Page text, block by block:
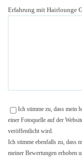
Erfahrung mit Hairlounge
Ich stimme zu, dass mein
einer Fotoquelle auf der
veröffentlicht wird.
Ich stimme ebenfalls zu, dass
meiner Bewertungen erhoben